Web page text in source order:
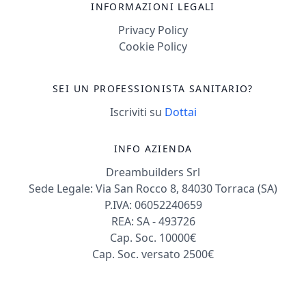
problematiche legate
sessuali maschili e
disabilità post-
trauma e difficoltà
neurocognitive. Ha
strutture ospedaliere
INFORMAZIONI LEGALI
Privacy Policy
Cookie Policy
SEI UN PROFESSIONISTA SANITARIO?
Iscriviti su Dottai
INFO AZIENDA
Dreambuilders Srl
Sede Legale: Via San Rocco 8, 84030 Torraca (SA)
P.IVA: 06052240659
REA: SA - 493726
Cap. Soc. 10000€
Cap. Soc. versato 2500€